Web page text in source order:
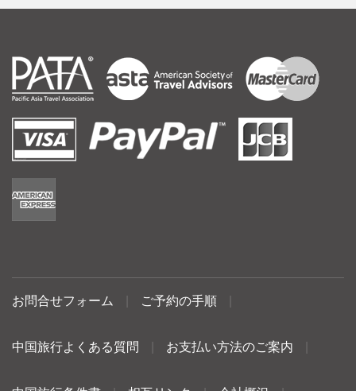
お問合せフォーム ご予約の手順
中国旅行よくある質問 お支払い方法のご案内